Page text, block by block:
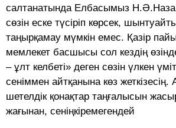
салтанатында Елбасымыз
сөзін еске түсіріп көрсек,
таңырқамау мүмкін емес. Қазір
мемлекет басшысы сол кездің
– ұлт келбеті» деген сөзін үлкен
сеніммен айтқанына көз жеткізесің.
шетелдік қонақтар таңғалысын
жағынан, сеніңкіремегендей